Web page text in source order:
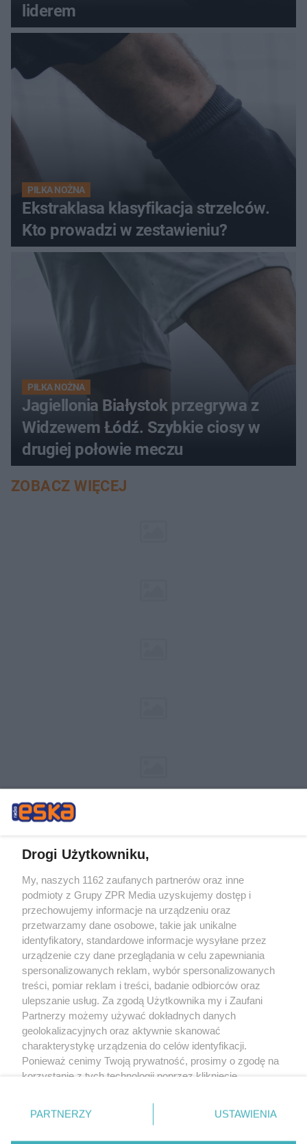
liderem
PIŁKA NOŻNA
Ekstraklasa klasyfikacja strzelców.
Kto prowadzi w zestawieniu?
PIŁKA NOŻNA
Jagiellonia Białystok przegrywa z
Widzewem Łódź. Szybkie ciosy w
drugiej połowie meczu
ZOBACZ WIĘCEJ
Żaden utwór zamieszczony w serwisie nie może być powielany i
rozpowszechniany lub dalej rozpowszechniany w jakikolwiek sposób (w
tym także elektroniczny lub mechaniczny) na jakimkolwiek polu
eksploatacji w jakiejkolwiek formie, włącznie z umieszczaniem w Internecie
bez pisemnej zgody właściciela praw. Jakiekolwiek użycie lub
wykorzystanie utworów w całości lub w części z naruszeniem prawa, tzn.
bez właściwej zgody, jest zabronione pod groźbą kary i może być ścigane
prawnie.
O nas
Drogi Użytkowniku,
My, naszych 1162 zaufanych partnerów oraz inne
podmioty z Grupy ZPR Media uzyskujemy dostęp i
przechowujemy informacje na urządzeniu oraz
przetwarzamy dane osobowe, takie jak unikalne
identyfikatory, standardowe informacje wysyłane przez
urządzenie czy dane przeglądania w celu zapewniania
spersonalizowanych reklam, wybór spersonalizowanych
treści, pomiar reklam i treści, badanie odbiorców oraz
ulepszanie usług. Za zgodą Użytkownika my i Zaufani
Partnerzy możemy używać dokładnych danych
geolokalizacyjnych oraz aktywnie skanować
charakterystykę urządzenia do celów identyfikacji.
Ponieważ cenimy Twoją prywatność, prosimy o zgodę na
korzystanie z tych technologii poprzez kliknięcie
zmienić/wycofać klikając przycisk ustawień prywatności
znajdujący się w lewym dolnym rogu strony
rodzaje przetwarzania danych nie wymagają zgody
PARTNERZY USTAWIENIA